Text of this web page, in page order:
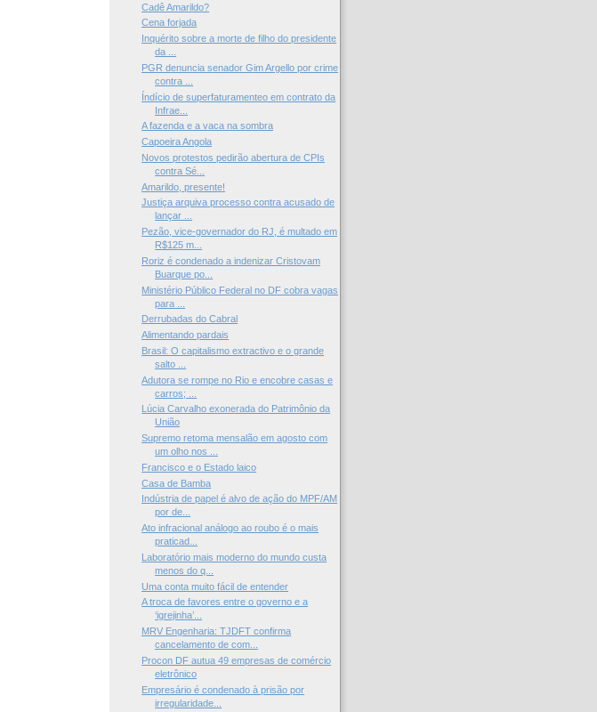
Cadê Amarildo?
Cena forjada
Inquérito sobre a morte de filho do presidente
da ...
PGR denuncia senador Gim Argello por crime
contra ...
Índício de superfaturamenteo em contrato da
Infrae...
A fazenda e a vaca na sombra
Capoeira Angola
Novos protestos pedirão abertura de CPIs
contra Sé...
Amarildo, presente!
Justiça arquiva processo contra acusado de
lançar ...
Pezão, vice-governador do RJ, é multado em
R$125 m...
Roriz é condenado a indenizar Cristovam
Buarque po...
Ministério Público Federal no DF cobra vagas
para ...
Derrubadas do Cabral
Alimentando pardais
Brasil: O capitalismo extractivo e o grande
salto ...
Adutora se rompe no Rio e encobre casas e
carros; ...
Lúcia Carvalho exonerada do Patrimônio da
União
Supremo retoma mensalão em agosto com
um olho nos ...
Francisco e o Estado laico
Casa de Bamba
Indústria de papel é alvo de ação do MPF/AM
por de...
Ato infracional análogo ao roubo é o mais
praticad...
Laboratório mais moderno do mundo custa
menos do q...
Uma conta muito fácil de entender
A troca de favores entre o governo e a
‘igrejinha’...
MRV Engenharia: TJDFT confirma
cancelamento de com...
Procon DF autua 49 empresas de comércio
eletrônico
Empresário é condenado à prisão por
irregularidade...